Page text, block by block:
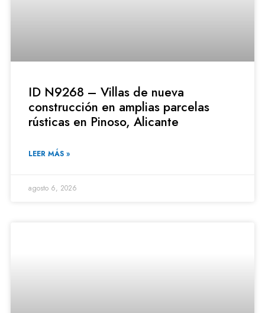
ID N9268 – Villas de nueva
construcción en amplias parcelas
rústicas en Pinoso, Alicante
LEER MÁS »
agosto 6, 2026